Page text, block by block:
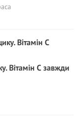
Вітaмiн С завжди